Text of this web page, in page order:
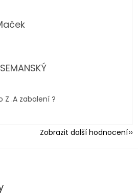
obchodu je 5 z 5 hvězdiček.
obchodu je 5 z 5 hvězdiček.
Z .A zabalení ?
Zobrazit další hodnocení